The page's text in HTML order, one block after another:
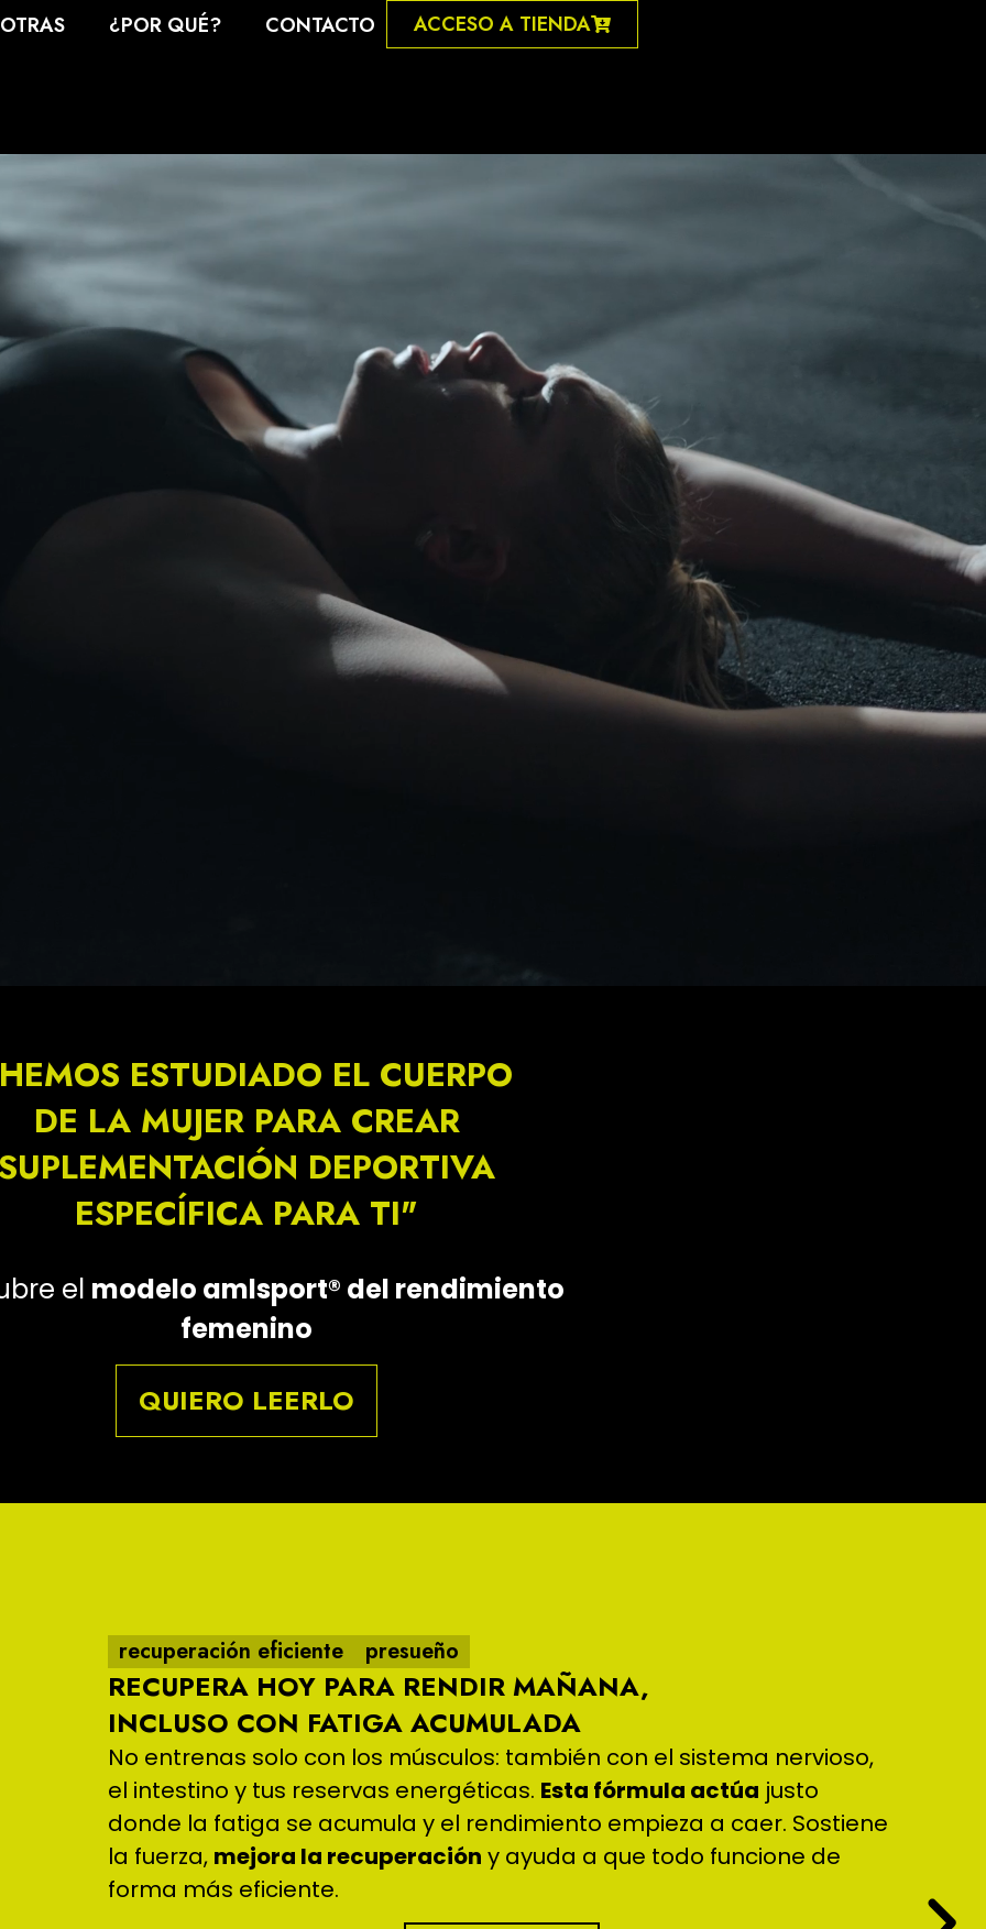
¿POR QUÉ? CONTACTO ACCESO A TIENDA
ESTUDIADO EL CUERPO
DE LA MUJER PARA CREAR
DEPORTIVA
ESPECÍFICA PARA TI"
el modelo amlsport® del rendimiento
femenino
QUIERO LEERLO
recuperación eficiente presueño
RECUPERA HOY PARA RENDIR MAÑANA,
INCLUSO CON FATIGA ACUMULADA
No entrenas solo con los músculos: también con el sistema nervioso,
el intestino y tus reservas energéticas. Esta fórmula actúa justo
donde la fatiga se acumula y el rendimiento empieza a caer. Sostiene
la fuerza, mejora la recuperación y ayuda a que todo funcione de
forma más eficiente.